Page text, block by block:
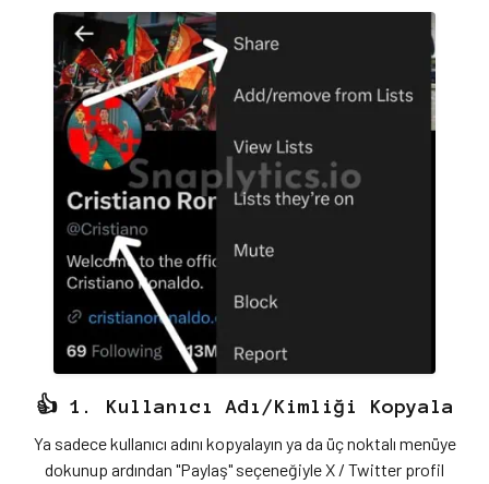
👍 1. Kullanıcı Adı/Kimliği Kopyala
Ya sadece kullanıcı adını kopyalayın ya da üç noktalı menüye
dokunup ardından "Paylaş" seçeneğiyle X / Twitter profil